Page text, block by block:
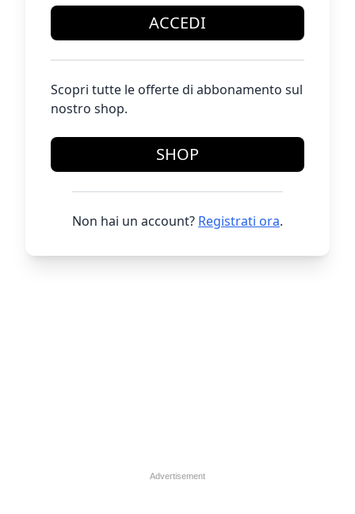
ACCEDI
Scopri tutte le offerte di abbonamento sul
nostro shop.
SHOP
Non hai un account? Registrati ora.